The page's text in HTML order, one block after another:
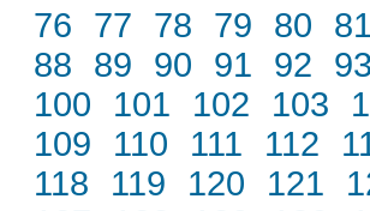
76
77 78 79 80
88
89 90 91 92
100
101 102 103
109
110 111 112
118
119 120 121